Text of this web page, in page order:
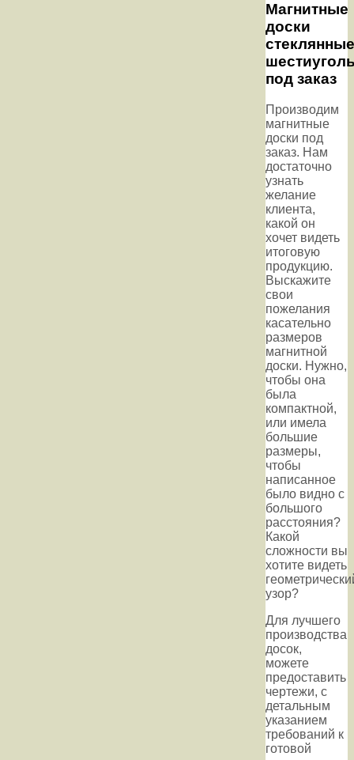
Магнитные
доски
стеклянные
под заказ
Производим
магнитные
доски под
заказ. Нам
достаточно
узнать
желание
клиента,
какой он
хочет видеть
итоговую
продукцию.
Выскажите
свои
пожелания
касательно
размеров
магнитной
доски. Нужно,
чтобы она
была
компактной,
или имела
большие
размеры,
чтобы
написанное
было видно с
большого
расстояния?
Какой
сложности вы
хотите видеть
узор?
Для лучшего
производства
досок,
можете
предоставить
чертежи, с
детальным
указанием
требований к
готовой